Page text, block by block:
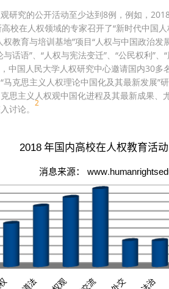
研究的公开活动至少达到8例，例如，
校在人权领域的专家召开了“新时代中国
权教育与培训基地”项目“人权与中国政治发
话语”、“人权与宪法变迁”、“公民权利”、
中国人民大学人权研究中心邀请国内30多
马克思主义人权理论中国化及其最新发展”
思主义人权观中国化进程及其最新成果、
讨论。
2